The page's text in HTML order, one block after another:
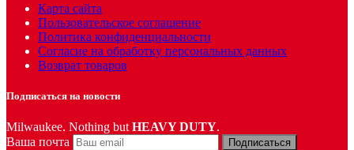
Карта сайта
Пользовательское соглашение
Политика конфиденциальности
Согласие на обработку персональных данных
Возврат товаров
Подписаться на новости
Milwaukee. Nothing but HEAVY DUTY.
Ваша почта
Подписаться